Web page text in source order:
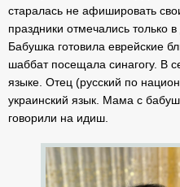
старалась не афишировать
праздники отмечались
Бабушка готовила еврейские
шаббат посещала синагогу. В
языке. Отец (русский по
украинский язык. Мама с
говорили на идиш.